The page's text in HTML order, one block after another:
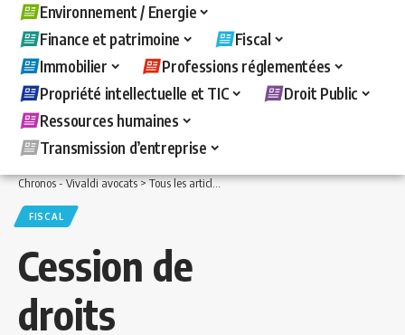
Environnement / Energie
Finance et patrimoine
Fiscal
Immobilier
Professions réglementées
Propriété intellectuelle et TIC
Droit Public
Ressources humaines
Transmission d’entreprise
Chronos - Vivaldi avocats>Tous les articles >Fiscal>Cession de droits sociaux :
FISCAL
Cession de
droits